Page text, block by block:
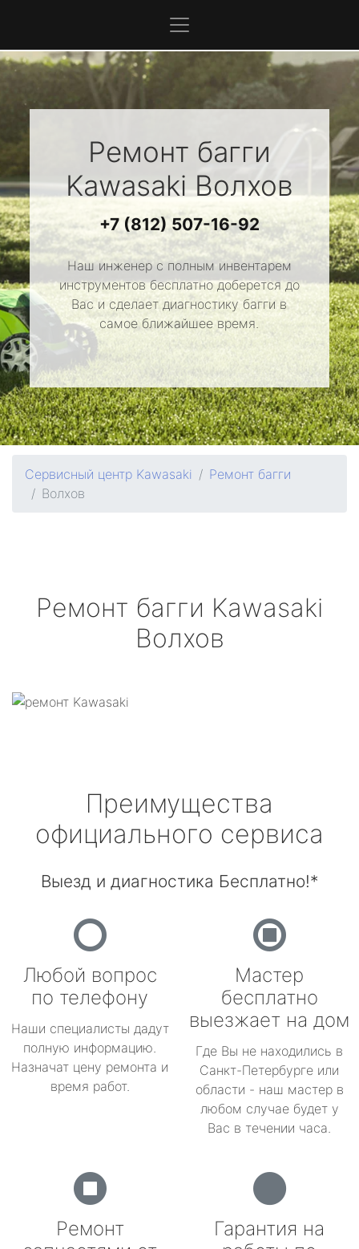
Ремонт багги
KawasakiВолхов
+7 (812) 507-16-92
Наш инженер с полным инвентарем
инструментов бесплатно доберется до
Вас и сделает диагностику багги в
самое ближайшее время.
Сервисный центр Kawasaki
Ремонт багги
Волхов
Ремонт багги Kawasaki
Волхов
Преимущества
официального сервиса
Выезд и диагностика Бесплатно!*
Любой вопрос
по телефону
Наши специалисты дадут
полную информацию.
Назначат цену ремонта и
время работ.
Мастер
бесплатно
выезжает на дом
Где Вы не находились в
Санкт-Петербурге или
области - наш мастер в
любом случае будет у
Вас в течении часа.
Ремонт
Гарантия на